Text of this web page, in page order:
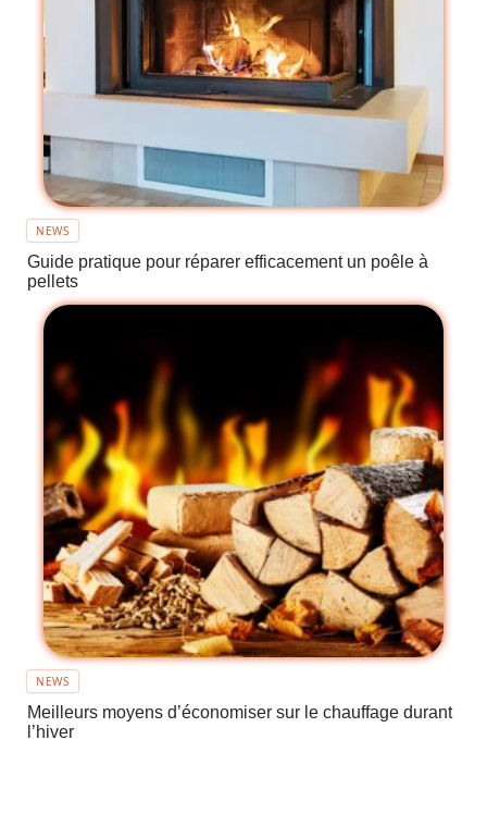
NEWS
Guide pratique pour réparer efficacement un poêle à
pellets
NEWS
Meilleurs moyens d’économiser sur le chauffage durant
l’hiver